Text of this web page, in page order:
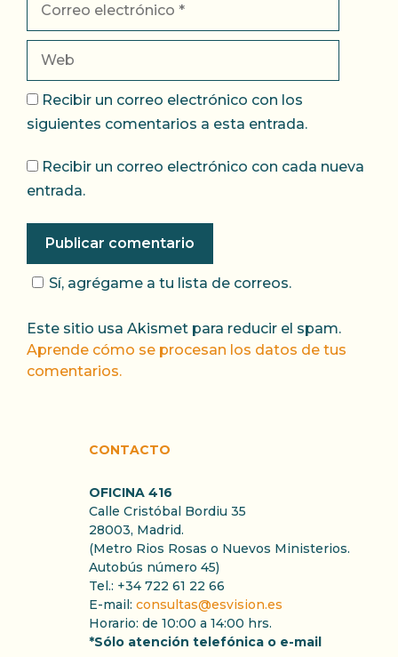
electrónico
Recibir un correo electrónico con los
siguientes comentarios a esta entrada.
Recibir un correo electrónico con cada nueva
entrada.
Sí, agrégame a tu lista de correos.
Este sitio usa Akismet para reducir el spam.
Aprende cómo se procesan los datos de tus
comentarios.
CONTACTO
OFICINA 416
Calle Cristóbal Bordiu 35
28003, Madrid.
(Metro Rios Rosas o Nuevos Ministerios.
Autobús número 45)
Tel.: +34 722 61 22 66
E-mail: consultas@esvision.es
Horario: de 10:00 a 14:00 hrs.
*Sólo atención telefónica o e-mail